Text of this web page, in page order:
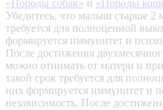
«Породы собак» и «Породы
Убедитесь, что малыш старше 2
требуется для полноценной
формируется иммунитет и
После достижения
можно отнимать от матери и
такой срок требуется для
них формируется иммунитет и
независимость. После